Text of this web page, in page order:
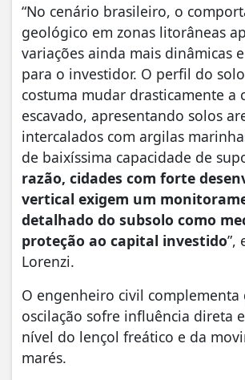
“No cenário brasileiro, o
geológico em zonas litorâneas
variações ainda mais dinâmicas
para o investidor. O perfil do
costuma mudar drasticamente a
escavado, apresentando solos
intercalados com argilas
de baixíssima capacidade de
razão, cidades com forte
vertical exigem um
detalhado do subsolo como
proteção ao capital investido”,
Lorenzi.
O engenheiro civil complementa
oscilação sofre influência direta
nível do lençol freático e da
marés.